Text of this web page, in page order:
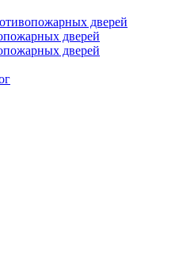
дверей
дверей
дверей